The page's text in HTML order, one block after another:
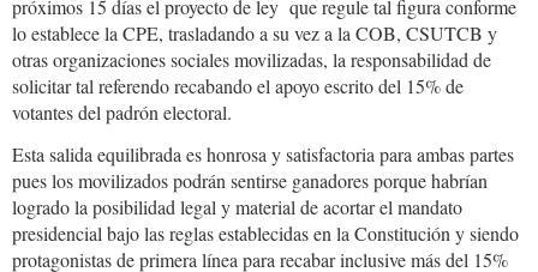
próximos 15 días el proyecto de ley que regule tal figura conforme
lo establece la CPE, trasladando a su vez a la COB, CSUTCB y
otras organizaciones sociales movilizadas, la responsabilidad de
solicitar tal referendo recabando el apoyo escrito del 15% de
votantes del padrón electoral.
Esta salida equilibrada es honrosa y satisfactoria para ambas partes
pues los movilizados podrán sentirse ganadores porque habrían
logrado la posibilidad legal y material de acortar el mandato
presidencial bajo las reglas establecidas en la Constitución y siendo
protagonistas de primera línea para recabar inclusive más del 15%